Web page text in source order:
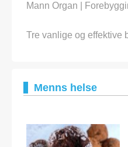
Mann Organ |
Tre vanlige og effektive
Menns helse